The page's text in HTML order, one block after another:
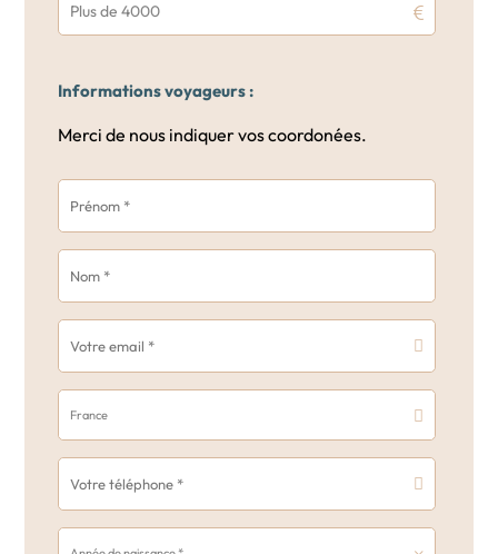
Plus de 4000
Informations voyageurs :
Merci de nous indiquer vos coordonées.